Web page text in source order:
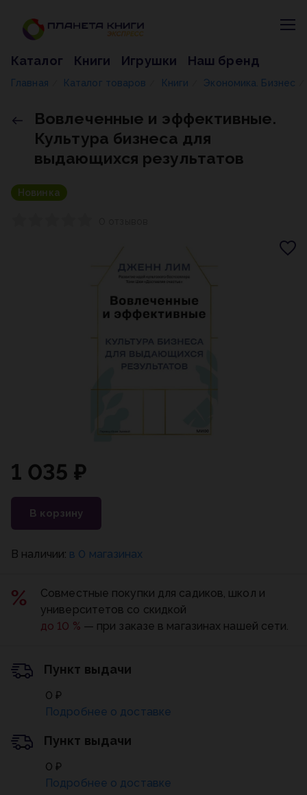
Каталог Книги Игрушки Наш бренд
Главная Каталог товаров Книги Экономика. Бизнес
Вовлеченные и эффективные.
Культура бизнеса для
выдающихся результатов
Новинка
1 035 ₽
В корзину
В наличии: в 0 магазинах
Совместные покупки для садиков, школ и
университетов со скидкой
до 10 % — при заказе в магазинах нашей сети.
Пункт выдачи
0 ₽
Подробнее о доставке
Пункт выдачи
0 ₽
Подробнее о доставке